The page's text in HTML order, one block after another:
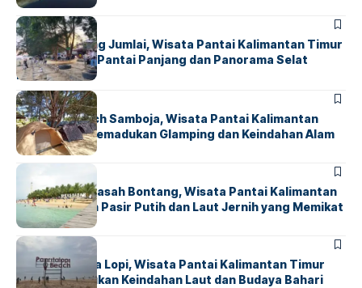
HUMANIORA
Pantai Tanjung Jumlai, Wisata Pantai Kalimantan Timur
dengan Garis Pantai Panjang dan Panorama Selat
Makassar
HUMANIORA
Coconut Beach Samboja, Wisata Pantai Kalimantan
Timur yang Memadukan Glamping dan Keindahan Alam
HUMANIORA
Pulau Beras Basah Bontang, Wisata Pantai Kalimantan
Timur dengan Pasir Putih dan Laut Jernih yang Memikat
HUMANIORA
Pantai Panrita Lopi, Wisata Pantai Kalimantan Timur
yang Memadukan Keindahan Laut dan Budaya Bahari